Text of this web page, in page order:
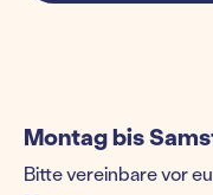
Montag bis
Bitte vereinbare vor